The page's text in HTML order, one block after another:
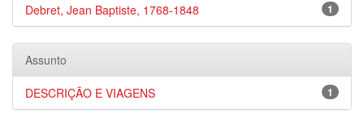
1
Debret, Jean Baptiste, 1768-1848
Assunto
1
DESCRIÇÃO E VIAGENS